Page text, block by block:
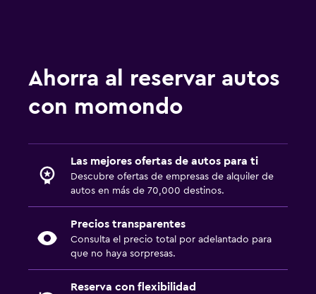
Ahorra al reservar autos
con momondo
Las mejores ofertas de autos para ti
Descubre ofertas de empresas de alquiler de
autos en más de 70,000 destinos.
Precios transparentes
Consulta el precio total por adelantado para
que no haya sorpresas.
Reserva con flexibilidad